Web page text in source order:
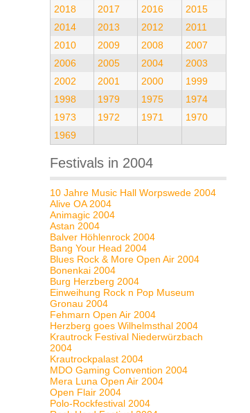
2018
2017 2016
2015
2014
2013 2012
2011
2010
2009 2008
2007
2006
2005 2004
2003
2002
2001 2000
1999
1998
1979 1975
1974
1973
1972 1971
1970
1969
Festivals in 2004
10 Jahre Music Hall Worpswede 2004
Alive OA 2004
Animagic 2004
Astan 2004
Balver Höhlenrock 2004
Bang Your Head 2004
Blues Rock & More Open Air 2004
Bonenkai 2004
Burg Herzberg 2004
Einweihung Rock n Pop Museum
Gronau 2004
Fehmarn Open Air 2004
Herzberg goes Wilhelmsthal 2004
Krautrock Festival Niederwürzbach
2004
Krautrockpalast 2004
MDO Gaming Convention 2004
Mera Luna Open Air 2004
Open Flair 2004
Polo-Rockfestival 2004